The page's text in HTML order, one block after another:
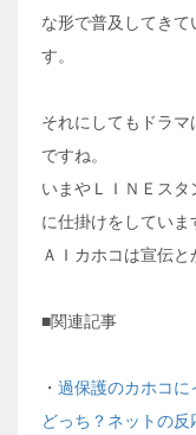
な形で普及してき
す。
それにしてもドラ
ですね。
いまやＬＩＮＥス
に仕掛けをしていま
ＡＩカホコは宣伝と
■関連記事
・ 過保護のカホコに
どっち？ネットの反